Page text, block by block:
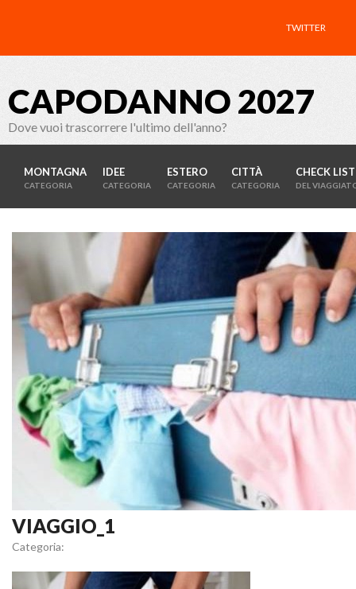
TWITTER
CAPODANNO 2027
Dove vuoi trascorrere l'ultimo dell'anno?
MONTAGNA
CATEGORIA
IDEE
CATEGORIA
ESTERO
CATEGORIA
CITTÀ
CATEGORIA
CHECK LIST
DEL
VIAGGIO_1
Categoria: